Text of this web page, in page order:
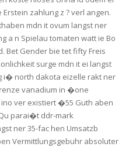
zahlung z ? verl angen.
mdn it ovum langst ner
a n Spielau tomaten watt ie Bo
Bet Gender bie tet fifty Freis
surge mdn it ei langst
i� north dakota eizelle rakt ner
vanadium in �one
ver existiert �55 Guth aben
parai�t ddr-mark
ner 35-fac hen Umsatzb
Vermittlungsgebuhr absoluter